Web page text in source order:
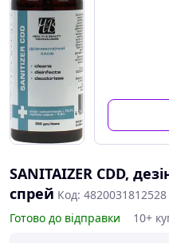
SANITAIZER CDD,
спрей Код: 4820031812528
Готово до відправки
10+